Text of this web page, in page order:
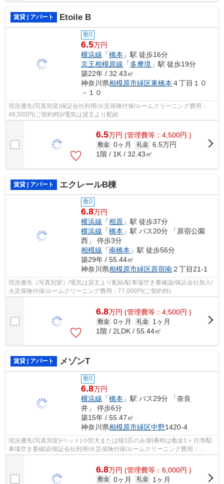
賃貸 | アパート Etoile B
敷0
6.5万円
横浜線 「橋本 」駅 徒歩16分
京王相模原線 「多摩境 」駅 徒歩19分
築22年 / 32.43㎡
神奈川県相模原市緑区東橋本 ４丁目１０
－１０
現況優先(写真別室)保証会社利用/火災保険付保/ルームクリーニング費用：
49,500円(ご契約時)//電気は貸主より配給
6.5万円 (管理費等：4,500円 )
敷金 0ヶ月 礼金 6.5万円
1階 / 1K / 32.43㎡
賃貸 | アパート エクレールB棟
敷0
6.8万円
横浜線 「相原 」駅 徒歩37分
横浜線 「橋本 」駅 バス20分 「原宿公園
西」 停歩3分
相模線 「南橋本 」駅 徒歩56分
築29年 / 55.44㎡
神奈川県相模原市緑区原宿南２丁目21-1
現況優先（写真別室）/電気は貸主より配給/駐車場空き要確認/保証会社加入/
火災保険付保/ルームクリーニング費用：77,000円(ご契約時)
6.8万円 (管理費等：4,500円 )
敷金 0ヶ月 礼金
1ヶ月
1階 / 2LDK / 55.44㎡
賃貸 | アパート メゾンT
敷0
6.8万円
横浜線 「橋本 」駅 バス29分 「奈良
井」 停歩6分
築15年 / 55.47㎡
神奈川県相模原市緑区中野1420-4
現況優先(写真別室)/ペット(小型犬または猫1匹のみ)飼養時は敷金1ヶ月増/駐
車場空き要確認/保証会社利用/火災保険付保/ルームクリーニング費用：
6.8万円 (管理費等：6,000円 )
敷金 0ヶ月 礼金
1ヶ月